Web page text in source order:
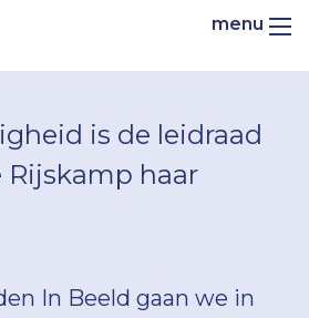
is de leidraad
Rijskamp haar
In Beeld gaan we in